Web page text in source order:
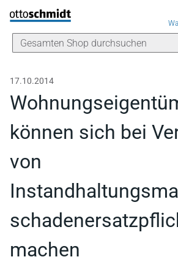
Direkt zum Inhalt
17.10.2014
können sich bei
von
machen